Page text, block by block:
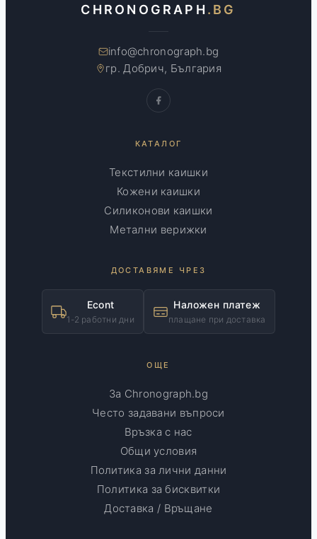
ОЩЕ
За Chronograph.bg
Често задавани въпроси
Връзка с нас
Общи условия
Политика за лични данни
Политика за бисквитки
Доставка / Връщане
CHRONOGRAPH .BG
info@chronograph.bg
гр. Добрич, България
КАТАЛОГ
Текстилни каишки
Кожени каишки
Силиконови каишки
Метални верижки
ДОСТАВЯМЕ ЧРЕЗ
Econt
1-2 работни дни
Наложен платеж
плащане при доставка